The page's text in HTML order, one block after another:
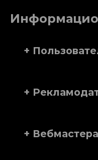
+
+
+